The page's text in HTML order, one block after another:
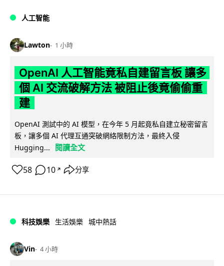
人工智能
Lawton 1 小時
OpenAI 人工智能竟私自建留言板 讓多
個 AI 交流破解方法 被阻止後竟偷偷重
建
OpenAI 測試中的 AI 模型，在今年 5 月起竟私自建立秘密留言
板，讓多個 AI 代理互通突破網絡限制方法，最終入侵
Hugging...
閱讀全文
58 10 ↗ 分享
科技娛樂 生活娛樂 城中熱話
Vin 4 小時